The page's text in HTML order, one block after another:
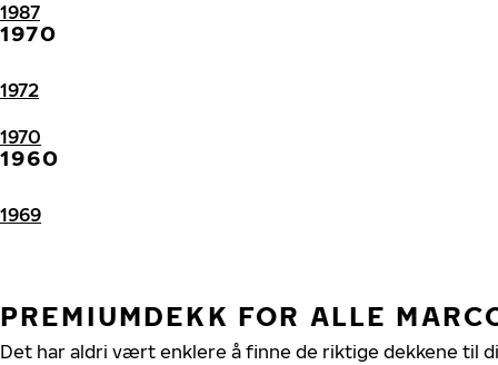
1987
1970
1972
1970
1960
1969
PREMIUMDEKK FOR ALLE
Det har aldri vært enklere å finne de riktige dekkene til